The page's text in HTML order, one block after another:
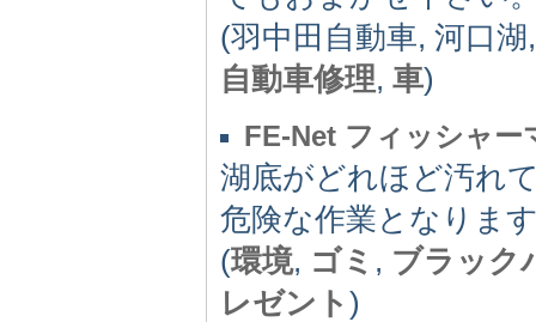
(羽中田自動車, 河口
自動車修理, 車)
FE-Net フィッシャ
湖底がどれほど汚れ
危険な作業となりま
(環境, ゴミ , ブラック
レゼント )